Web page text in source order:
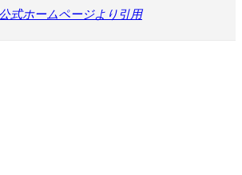
式ホームページより引用